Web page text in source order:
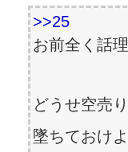
>>25
お前全く話
どうせ空売
墜ちておけ